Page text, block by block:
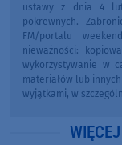
ustawy z dnia 4
pokrewnych.
FM/portalu
nieważności:
wykorzystywanie w
materiałów lub
wyjątkami, w